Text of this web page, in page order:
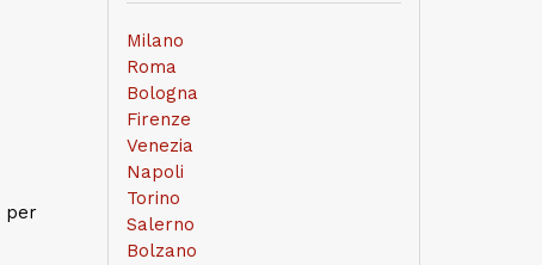
per
Milano
Roma
Bologna
Firenze
Venezia
Napoli
Torino
Salerno
Bolzano